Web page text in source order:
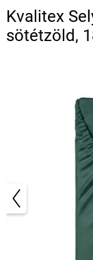
Kvalitex
sötétzöld,